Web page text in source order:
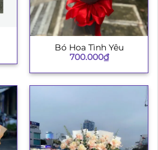
Bó Hoa Tình Yêu
700.000₫